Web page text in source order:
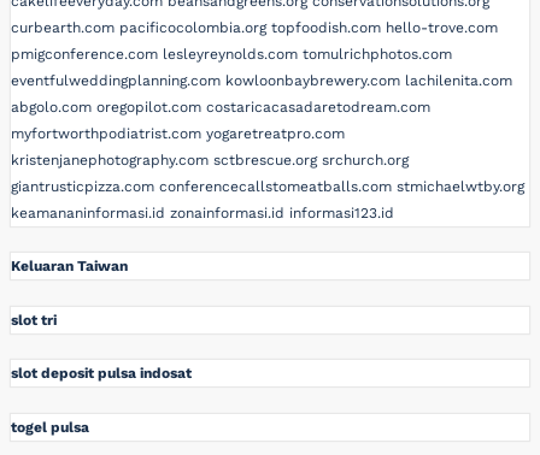
curbearth.com pacificocolombia.org topfoodish.com hello-trove.com
pmigconference.com lesleyreynolds.com tomulrichphotos.com
eventfulweddingplanning.com kowloonbaybrewery.com lachilenita.com
abgolo.com oregopilot.com costaricacasadaretodream.com
myfortworthpodiatrist.com yogaretreatpro.com
kristenjanephotography.com sctbrescue.org srchurch.org
giantrusticpizza.com conferencecallstomeatballs.com stmichaelwtby.org
keamananinformasi.id zonainformasi.id informasi123.id
Keluaran Taiwan
slot tri
slot deposit pulsa indosat
togel pulsa